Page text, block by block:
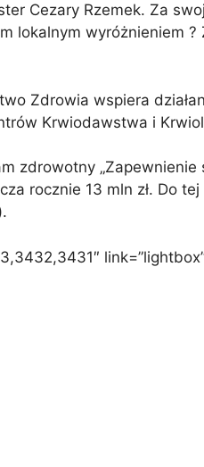
Cezary Rzemek. Za
lokalnym wyróżnieniem
Zdrowia wspiera
Krwiodawstwa i
zdrowotny
rocznie 13 mln zł. Do